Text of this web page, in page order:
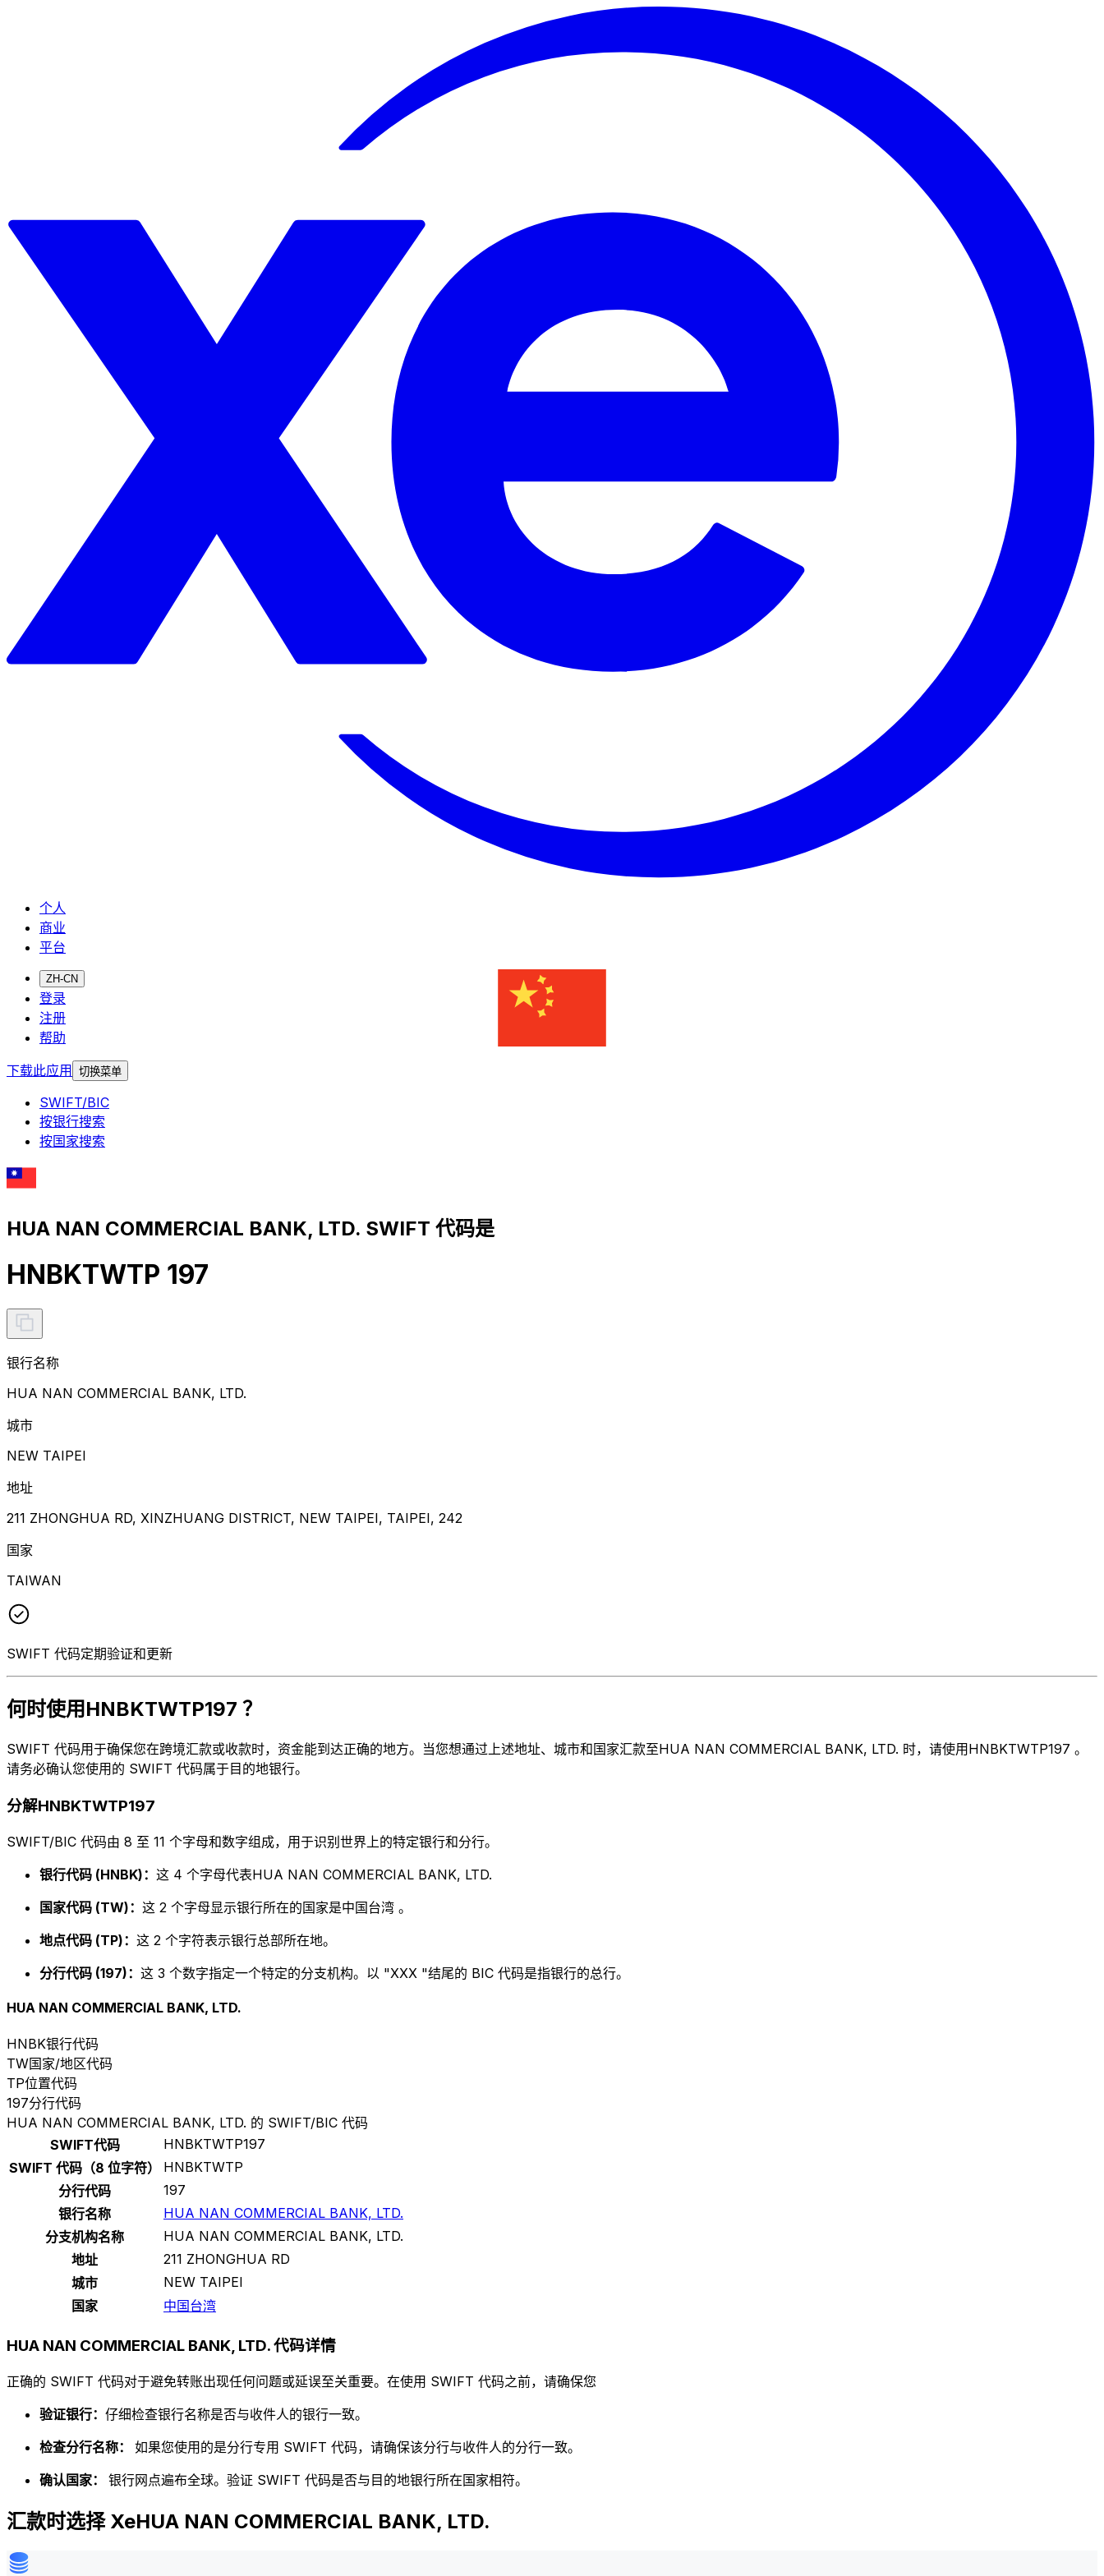
个人
商业
平台
ZH-CN
登录
注册
帮助
下载此应用 切换菜单
SWIFT/BIC
按银行搜索
按国家搜索
HUA NAN COMMERCIAL BANK, LTD. SWIFT 代码是
HNBKTWTP 197
银行名称
HUA NAN COMMERCIAL BANK, LTD.
城市
NEW TAIPEI
地址
211 ZHONGHUA RD, XINZHUANG DISTRICT, NEW TAIPEI, TAIPEI, 242
国家
TAIWAN
SWIFT 代码定期验证和更新
何时使用HNBKTWTP197 ？
SWIFT 代码用于确保您在跨境汇款或收款时，资金能到达正确的地方。当您想通过上述地址、城市和国家汇款至HUA NAN COMMERCIAL BANK, LTD. 时，请使用HNBKTWTP197 。
请务必确认您使用的 SWIFT 代码属于目的地银行。
分解HNBKTWTP197
SWIFT/BIC 代码由 8 至 11 个字母和数字组成，用于识别世界上的特定银行和分行。
银行代码 (HNBK)： 这 4 个字母代表HUA NAN COMMERCIAL BANK, LTD.
国家代码 (TW)： 这 2 个字母显示银行所在的国家是中国台湾 。
地点代码 (TP)： 这 2 个字符表示银行总部所在地。
分行代码 (197)： 这 3 个数字指定一个特定的分支机构。以 "XXX "结尾的 BIC 代码是指银行的总行。
HUA NAN COMMERCIAL BANK, LTD.
HNBK银行代码
TW国家/地区代码
TP位置代码
197分行代码
HUA NAN COMMERCIAL BANK, LTD. 的 SWIFT/BIC 代码
SWIFT代码
HNBKTWTP197
SWIFT 代码（8 位字符）
HNBKTWTP
分行代码
197
银行名称
HUA NAN COMMERCIAL BANK, LTD.
分支机构名称
HUA NAN COMMERCIAL BANK, LTD.
地址
211 ZHONGHUA RD
城市
NEW TAIPEI
国家
中国台湾
HUA NAN COMMERCIAL BANK, LTD. 代码详情
正确的 SWIFT 代码对于避免转账出现任何问题或延误至关重要。在使用 SWIFT 代码之前，请确保您
验证银行： 仔细检查银行名称是否与收件人的银行一致。
检查分行名称： 如果您使用的是分行专用 SWIFT 代码，请确保该分行与收件人的分行一致。
确认国家： 银行网点遍布全球。验证 SWIFT 代码是否与目的地银行所在国家相符。
汇款时选择 XeHUA NAN COMMERCIAL BANK, LTD.